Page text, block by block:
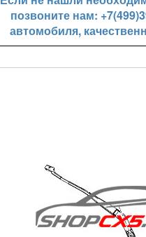
позвоните нам:
автомобиля,